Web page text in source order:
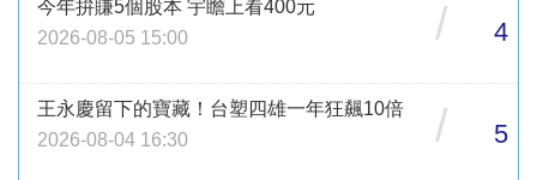
今年拚賺5個股本 宇瞻上看400元
2026-08-05 15:00
/ 4
王永慶留下的寶藏！台塑四雄一年狂飆10倍
2026-08-04 16:30
/ 5